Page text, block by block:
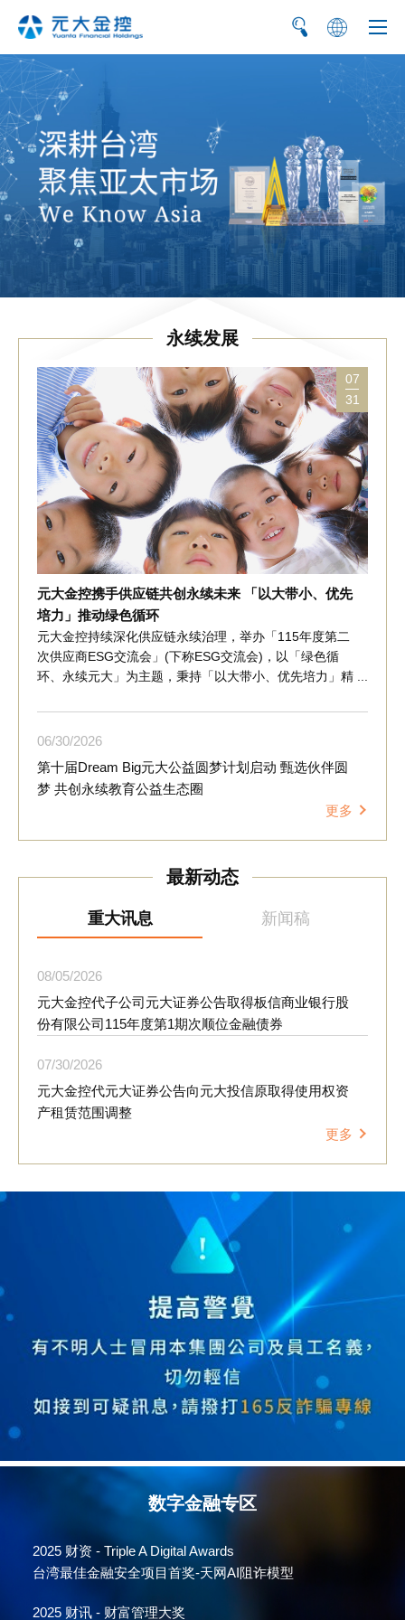
繁 EN
永续发展
07
31
元大金控携手供应链共创永续未来 「以大带小、优先
培力」推动绿色循环
元大金控持续深化供应链永续治理，举办「115年度第二
次供应商ESG交流会」(下称ESG交流会)，以「绿色循
环、永续元大」为主题，秉持「以大带小、优先培力」精
及供应链永续实务，协助掌握净零转型趋势，提升供应链
韧性，共同推动产业绿色转型。 ESG交流会邀请环境部
并邀请睿禾金碳集团分享企业实务经验，从绿电采购、资
源回收及友善产品采购等循环经济面向，说明如何将永续
理念融入日常营运，降低环境风险并创造循环经济价值。
育计划」，累计回收逾400件桌面型及笔记型电脑、液晶
延长设备使用寿命，换算约减少5.984公吨二氧化碳排放
量，相当于少砍伐498颗树木。此外，活动并透过分组讨
内部推动的循环经济行动，凝聚跨产业合作共识。 元大
金控响应环境部「袋袋箱传-二手袋循环平台」政策，今
年5至6月期间，集团共募集约5,800个二手袋，全数捐赠
予建国假日花市等单位，延续资源使用价值。元大金控连
续优化供应链永续管理机制，扩大绿色采购与资源循环实
践，透过与供应商长期合作，共同推动产业朝低碳转型与
永续发展方向迈进。
06 30 2026
第十届Dream Big元大公益圆梦计划启动 甄选伙伴圆
梦 共创永续教育公益生态圈
更多
最新动态
重大讯息 新闻稿
08 05 2026
元大金控代子公司元大证券公告取得板信商业银行股
份有限公司115年度第1期次顺位金融债券
07 30 2026
元大金控代元大证券公告向元大投信原取得使用权资
产租赁范围调整
更多
数字金融专区
2025 财资 - Triple A Digital Awards
台湾最佳金融安全项目首奖-天网AI阻诈模型
2025 财讯 - 财富管理大奖